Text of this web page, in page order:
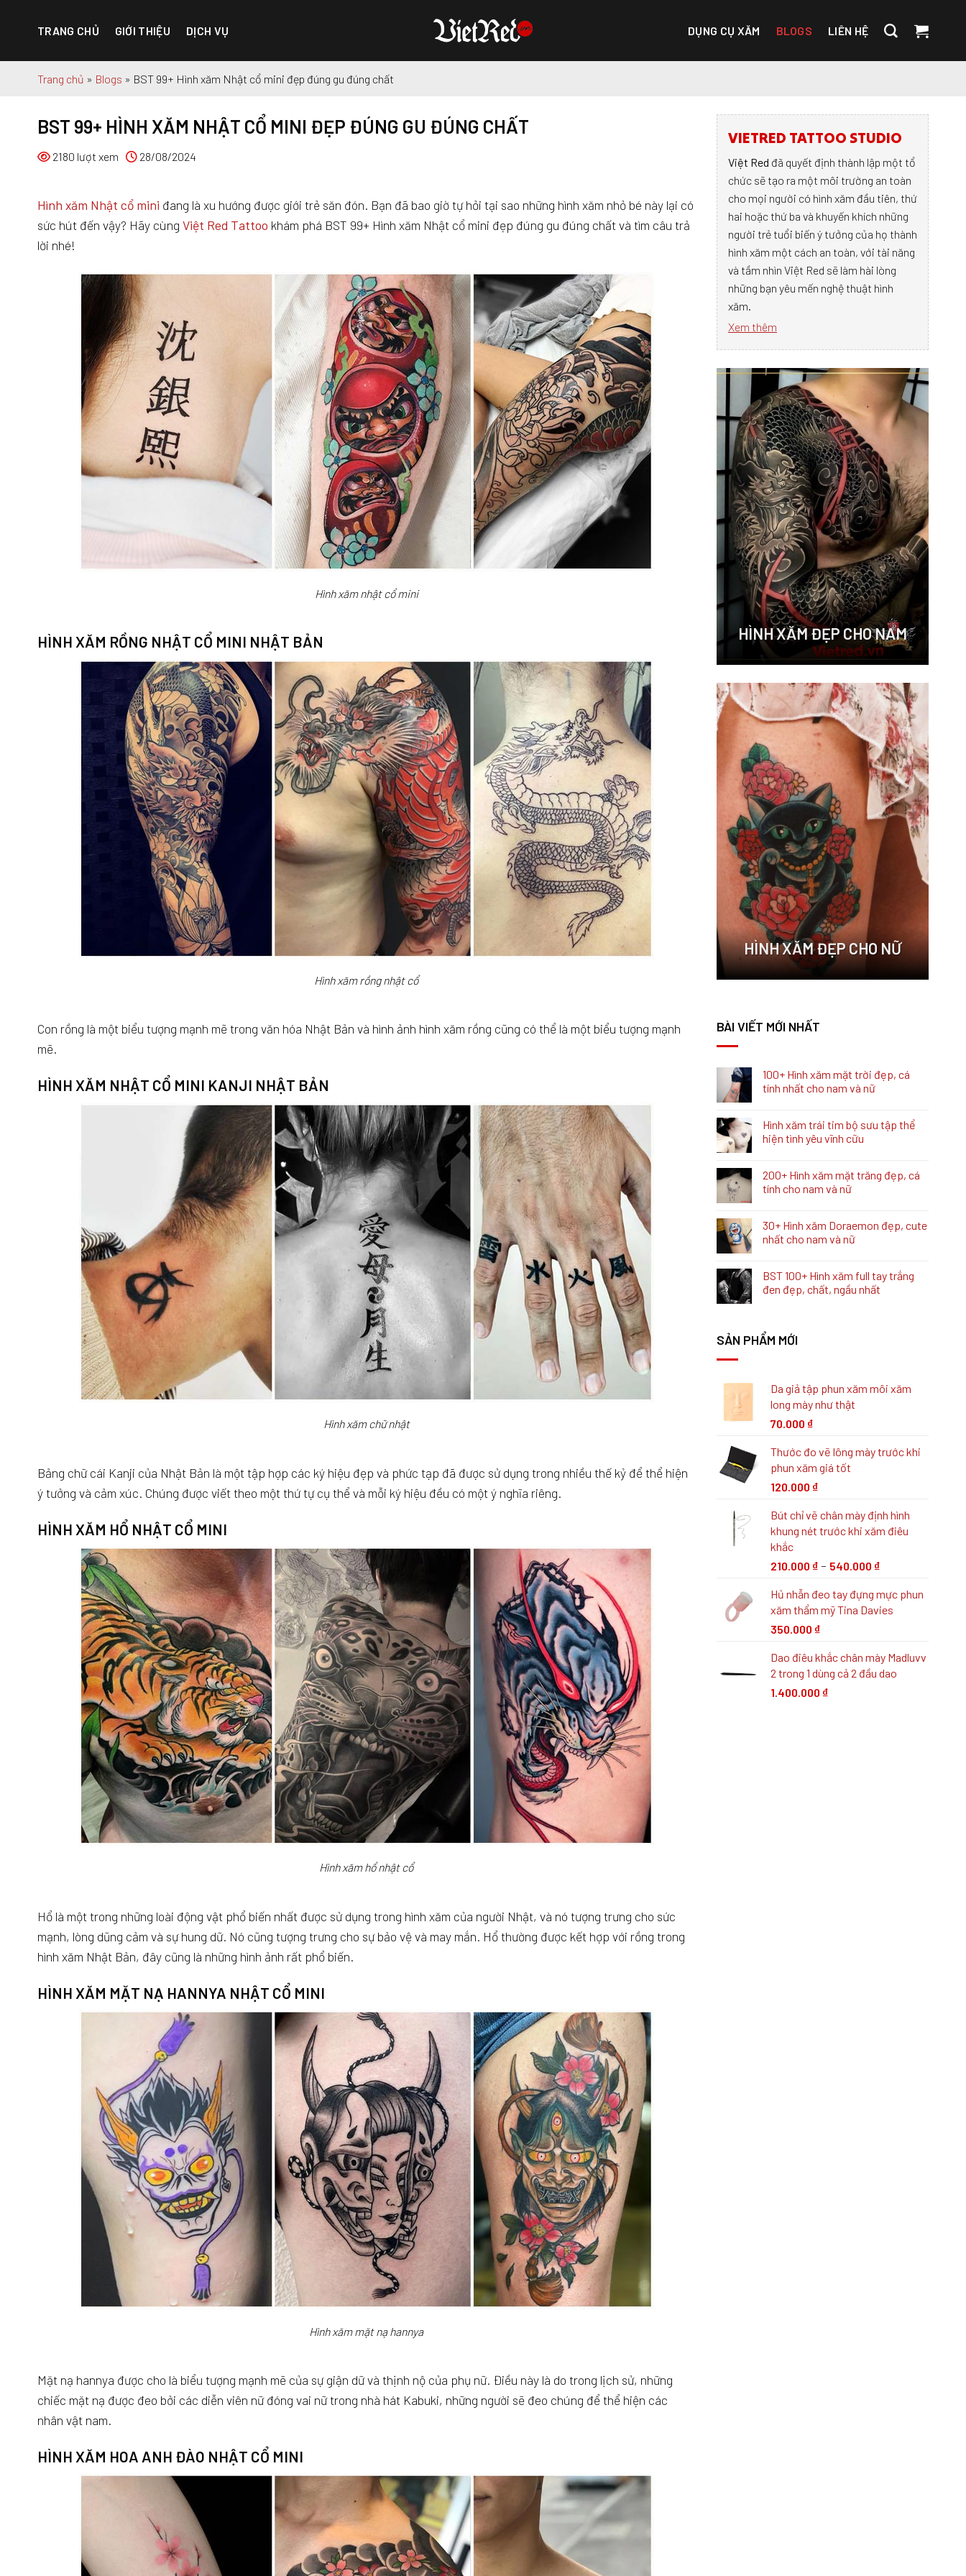
TRANG CHỦ GIỚI THIỆU DỊCH VỤ DỤNG CỤ XĂM BLOGS LIÊN HỆ
Trang chủ » Blogs » BST 99+ Hình xăm Nhật cổ mini đẹp đúng gu đúng chất
BST 99+ HÌNH XĂM NHẬT CỔ MINI ĐẸP ĐÚNG GU ĐÚNG CHẤT
2180 lượt xem 28/08/2024
Hình xăm Nhật cổ mini đang là xu hướng được giới trẻ săn đón. Bạn đã bao giờ tự hỏi tại sao những hình xăm nhỏ bé này lại có
sức hút đến vậy? Hãy cùng Việt Red Tattoo khám phá BST 99+ Hình xăm Nhật cổ mini đẹp đúng gu đúng chất và tìm câu trả
lời nhé!
Hình xăm nhật cổ mini
HÌNH XĂM RỒNG NHẬT CỔ MINI NHẬT BẢN
Hình xăm rồng nhật cổ
Con rồng là một biểu tượng mạnh mẽ trong văn hóa Nhật Bản và hình ảnh hình xăm rồng cũng có thể là một biểu tượng mạnh
mẽ.
HÌNH XĂM NHẬT CỔ MINI KANJI NHẬT BẢN
Hình xăm chữ nhật
Bảng chữ cái Kanji của Nhật Bản là một tập hợp các ký hiệu đẹp và phức tạp đã được sử dụng trong nhiều thế kỷ để thể hiện
ý tưởng và cảm xúc. Chúng được viết theo một thứ tự cụ thể và mỗi ký hiệu đều có một ý nghĩa riêng.
HÌNH XĂM HỔ NHẬT CỔ MINI
Hình xăm hổ nhật cổ
Hổ là một trong những loài động vật phổ biến nhất được sử dụng trong hình xăm của người Nhật, và nó tượng trưng cho sức
mạnh, lòng dũng cảm và sự hung dữ. Nó cũng tượng trưng cho sự bảo vệ và may mắn. Hổ thường được kết hợp với rồng trong
hình xăm Nhật Bản, đây cũng là những hình ảnh rất phổ biến.
HÌNH XĂM MẶT NẠ HANNYA NHẬT CỔ MINI
Hình xăm mặt nạ hannya
Mặt nạ hannya được cho là biểu tượng mạnh mẽ của sự giận dữ và thịnh nộ của phụ nữ. Điều này là do trong lịch sử, những
chiếc mặt nạ được đeo bởi các diễn viên nữ đóng vai nữ trong nhà hát Kabuki, những người sẽ đeo chúng để thể hiện các
nhân vật nam.
HÌNH XĂM HOA ANH ĐÀO NHẬT CỔ MINI
VIETRED TATTOO STUDIO
Việt Red đã quyết định thành lập một tổ
chức sẽ tạo ra một môi trường an toàn
cho mọi người có hình xăm đầu tiên, thứ
hai hoặc thứ ba và khuyến khích những
người trẻ tuổi biến ý tưởng của họ thành
hình xăm một cách an toàn, với tài năng
và tầm nhìn Việt Red sẽ làm hài lòng
những bạn yêu mến nghệ thuật hình
xăm.
Xem thêm
HÌNH XĂM ĐẸP CHO NAM
HÌNH XĂM ĐẸP CHO NỮ
BÀI VIẾT MỚI NHẤT
100+ Hình xăm mặt trời đẹp, cá
tính nhất cho nam và nữ
Hình xăm trái tim bộ sưu tập thể
hiện tình yêu vĩnh cữu
200+ Hình xăm mặt trăng đẹp, cá
tính cho nam và nữ
30+ Hình xăm Doraemon đẹp, cute
nhất cho nam và nữ
BST 100+ Hình xăm full tay trắng
đen đẹp, chất, ngầu nhất
SẢN PHẨM MỚI
Da giả tập phun xăm môi xăm
long mày như thật
70.000 ₫
Thước đo vẽ lông mày trước khi
phun xăm giá tốt
120.000 ₫
Bút chỉ vẽ chân mày định hình
khung nét trước khi xăm điêu
khắc
210.000 ₫ – 540.000 ₫
Hủ nhẫn đeo tay đựng mực phun
xăm thẩm mỹ Tina Davies
350.000 ₫
Dao điêu khắc chân mày Madluvv
2 trong 1 dùng cả 2 đầu dao
1.400.000 ₫